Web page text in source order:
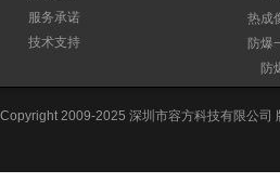
服务承诺
技术支持
热成
防爆
防
Copyright 2009-2025 深圳市容方科技有限公司